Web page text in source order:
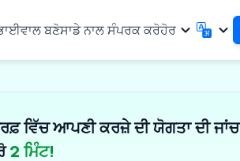
ਬਣੋਸਾਡੇ ਨਾਲ ਸੰਪਰਕ ਕਰੋਹੋਰ
हिन्दी বাংলা
DSA ਵਜੋਂ ਲੌਗਇਨ ਕਰੋ
ਵਿੱਚ ਆਪਣੀ ਕਰਜ਼ੇ ਦੀ ਯੋਗਤਾ ਦੀ ਜਾਂਚ
2 ਮਿੰਟ!